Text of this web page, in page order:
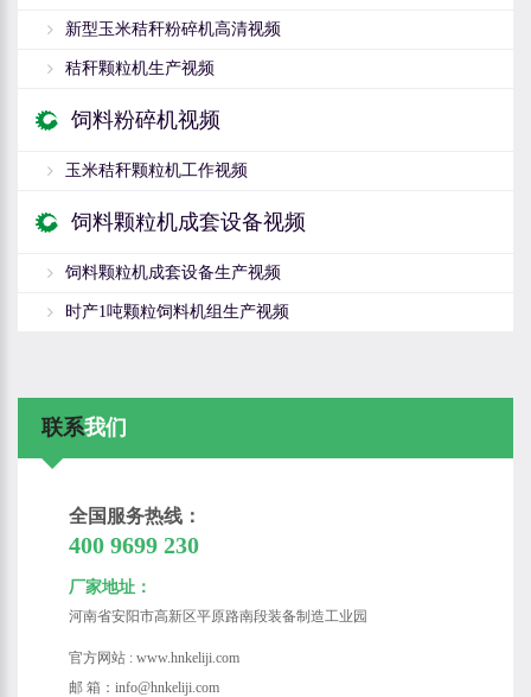
新型玉米秸秆粉碎机高清视频
秸秆颗粒机生产视频
饲料粉碎机视频
玉米秸秆颗粒机工作视频
饲料颗粒机成套设备视频
饲料颗粒机成套设备生产视频
时产1吨颗粒饲料机组生产视频
联系我们
全国服务热线：
400 9699 230
厂家地址：
河南省安阳市高新区平原路南段装备制造工业园
官方网站 : www.hnkeliji.com
邮 箱：info@hnkeliji.com